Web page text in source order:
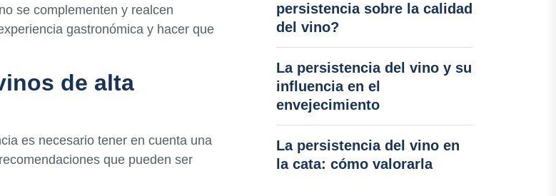
se complementen y realcen
gastronómica y hacer que
de alta
es necesario tener en cuenta una
que pueden ser
persistencia sobre la calidad
del vino?
La persistencia del vino y su
influencia en el
envejecimiento
La persistencia del vino en
la cata: cómo valorarla